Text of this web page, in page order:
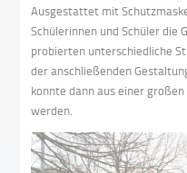
Ausgestattet mit
Schülerinnen und Schüler die
probierten unterschiedliche
der anschließenden
konnte dann aus einer
werden.